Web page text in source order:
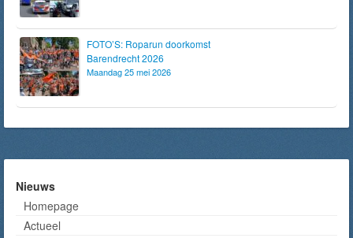
FOTO’S: Roparun doorkomst
Barendrecht 2026
Maandag 25 mei 2026
Nieuws
Homepage
Actueel